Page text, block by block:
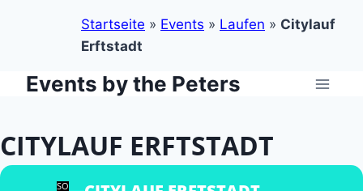
Startseite » Events » Laufen » Citylauf
Erftstadt
ZumEvents by the Peters
CITYLAUF ERFTSTADT
SO